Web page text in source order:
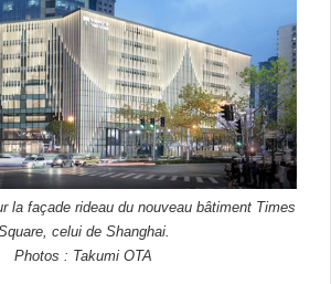
la façade rideau du nouveau bâtiment Times
celui de Shanghai.
Photos : Takumi OTA